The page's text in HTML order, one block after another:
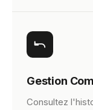
Gestion
Consultez